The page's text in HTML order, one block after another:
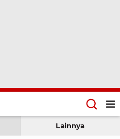
Lainnya